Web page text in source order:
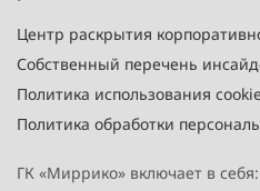
Центр раскрытия
Собственный перечень
Политика использования
Политика обработки
ГК «Миррико» включает в себя: